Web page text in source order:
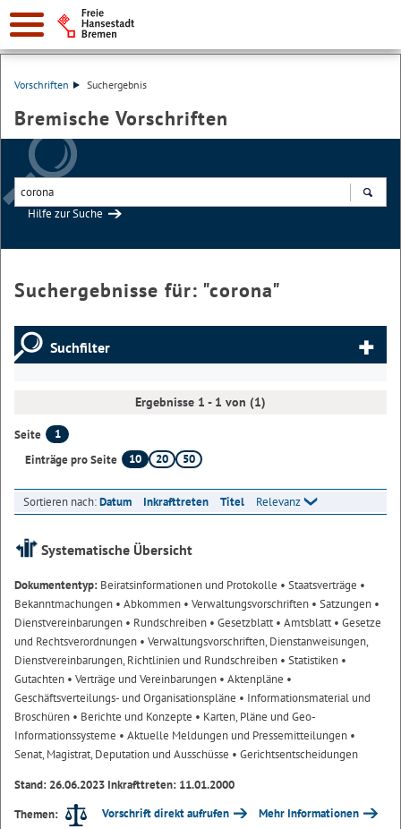
Vorschriften Suchergebnis
Bremische Vorschriften
Hilfe zur Suche
Suchergebnisse für: "corona"
Suchfilter
Ergebnisse 1 - 1 von (1)
Seite
1
Einträge pro Seite
10 20 50
Sortieren nach:Datum Inkrafttreten Titel Relevanz
Systematische Übersicht
Dokumententyp: Beiratsinformationen und Protokolle • Staatsverträge •
Bekanntmachungen • Abkommen • Verwaltungsvorschriften • Satzungen •
Dienstvereinbarungen • Rundschreiben • Gesetzblatt• Amtsblatt• Gesetze
und Rechtsverordnungen • Verwaltungsvorschriften, Dienstanweisungen,
Dienstvereinbarungen, Richtlinien und Rundschreiben • Statistiken •
Gutachten • Verträge und Vereinbarungen • Aktenpläne •
Geschäftsverteilungs- und Organisationspläne • Informationsmaterial und
Broschüren • Berichte und Konzepte • Karten, Pläne und Geo-
Informationssysteme • Aktuelle Meldungen und Pressemitteilungen •
Senat, Magistrat, Deputation und Ausschüsse • Gerichtsentscheidungen
Stand: 26.06.2023 Inkrafttreten: 11.01.2000
Themen:
Vorschrift direkt aufrufen Mehr Informationen